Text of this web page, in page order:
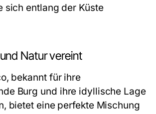
sich entlang der Küste
Natur vereint
bekannt für ihre
Burg und ihre idyllische Lage
bietet eine perfekte Mischung